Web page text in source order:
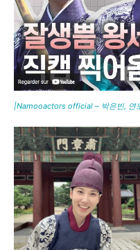
|Namooactors official – 박은빈, 연